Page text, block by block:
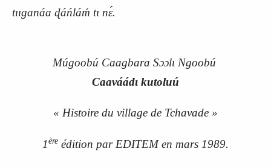
tɩɩganáa ɖáńláḿ tɩ nɛ́.
Múgoobú Caagbara Sɔɔlɩ Ngoobú
Caaváádɩ kutoluú
« Histoire du village de Tchavade »
1 ère édition par EDITEM en mars 1989.